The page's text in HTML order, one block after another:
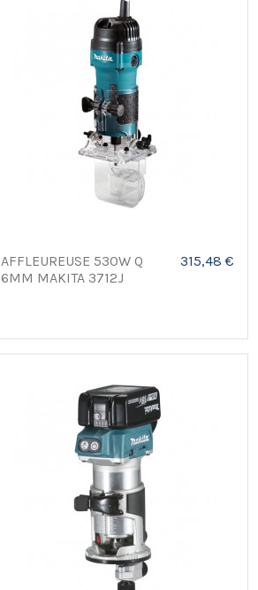
AFFLEUREUSE 530W Q
6MM MAKITA 3712J
315,48 €